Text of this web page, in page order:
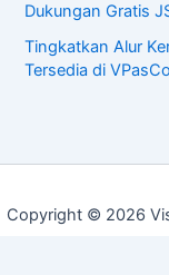
Dukungan Gratis
Tingkatkan Alur
Tersedia di
Copyright © 2026